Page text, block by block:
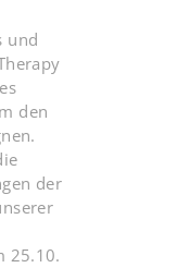
und
den
der
25.10.